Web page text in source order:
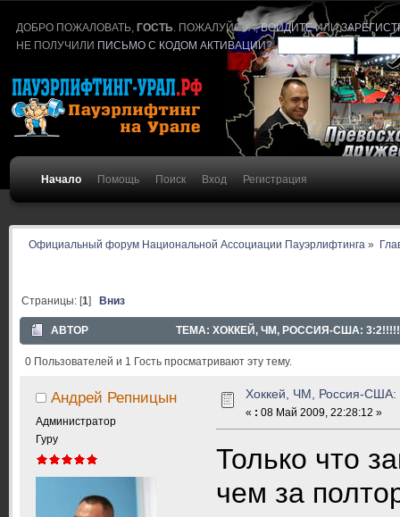
ДОБРО ПОЖАЛОВАТЬ,ГОСТЬ . ПОЖАЛУЙСТА,ВОЙДИТЕИЛИ
НЕ ПОЛУЧИЛИ ПИСЬМО С КОДОМ АКТИВАЦИИ?
Начало Помощь Поиск Вход Регистрация
Официальный форум Национальной Ассоциации Пауэрлифтинга »
Страницы: [1]Вниз
АВТОР ТЕМА: ХОККЕЙ, ЧМ, РОССИЯ-США:
0 Пользователей и 1 Гость просматривают эту тему.
Андрей Репницын
Администратор
Гуру
Хоккей, ЧМ, Россия-США:
« : 08 Май 2009, 22:28:12 »
Только что
чем за